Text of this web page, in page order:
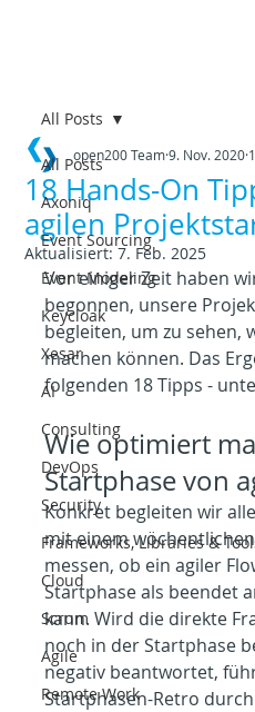
All Posts
Axoniq
Event Sourcing
Event Modeling
Keycloak
Xesar
AI
Consulting
DevOps
Security
Frameworks, Libraries &
Cloud
Scrum
Agile
Remote Work
All Posts
18 Hands-On
agilen
open200 Team 9. Nov. 2020
Aktualisiert:7. Feb. 2025
Vor einiger Zeit haben
begonnen, unsere
begleiten, um zu sehen,
machen können. Das
folgenden 18 Tipps -
Wie optimiert
Startphase von
Konkret begleiten wir
mit einem
messen, ob ein agiler
Startphase als beendet
kann. Wird die direkte
noch in der Startphase
negativ beantwortet,
Startphasen-Retro